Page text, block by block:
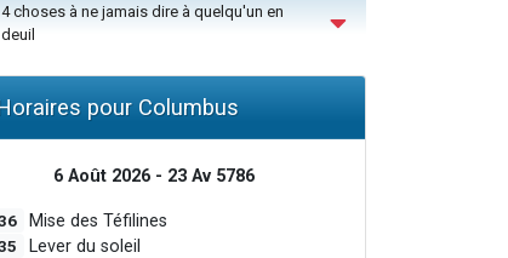
4 choses à ne jamais dire à quelqu'un en
deuil
pour Columbus
6 Août 2026 - 23 Av 5786
Mise des Téfilines
Lever du soleil